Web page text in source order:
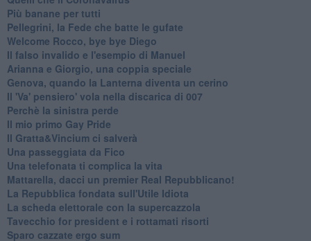
Più banane per tutti
Pellegrini, la Fede che batte le gufate
Welcome Rocco, bye bye Diego
Il falso invalido e l'esempio di Manuel
Arianna e Giorgio, una coppia speciale
Genova, quando la Lanterna diventa un cerino
Il 'Va' pensiero' vola nella discarica di 007
Perchè la sinistra perde
Il mio primo Gay Pride
Il Gratta&Vincium ci salverà
Una passeggiata da Fico
Una telefonata ti complica la vita
Mattarella, dacci un premier Real Repubblicano!
La Repubblica fondata sull'Utile Idiota
La scheda elettorale con la supercazzola
Tavecchio for president e i rottamati risorti
Sparo cazzate ergo sum